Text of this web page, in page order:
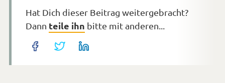
Hat Dich dieser Beitrag weitergebracht?
Dann teile ihn bitte mit anderen...